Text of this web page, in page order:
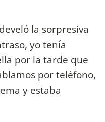
la sorpresiva
yo tenía
por la tarde que
por teléfono,
y estaba